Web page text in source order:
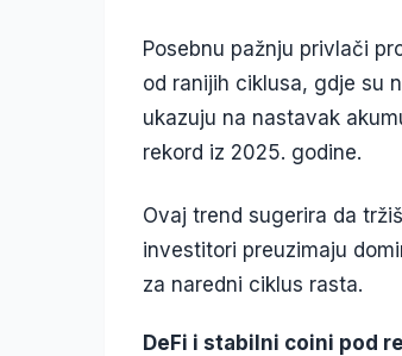
Posebnu pažnju privlači
od ranijih ciklusa, gdje su
ukazuju na nastavak
rekord iz 2025. godine.
Ovaj trend sugerira da
investitori preuzimaju
za naredni ciklus rasta.
DeFi i stabilni coini pod